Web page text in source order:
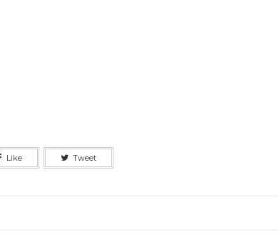
Like Tweet